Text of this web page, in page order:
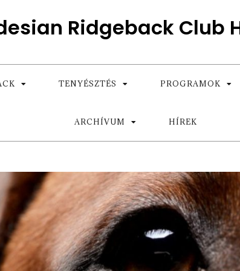
Ridgeback Club
TENYÉSZTÉS PROGRAMOK
ARCHÍVUM HÍREK